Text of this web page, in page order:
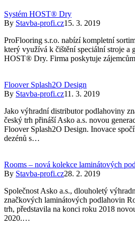
Systém HOST® Dry
By Stavba-profi.cz15. 3. 2019
ProFlooring s.r.o. nabízí kompletní
který využívá k čištění speciální stroje a
HOST® Dry. Firma poskytuje
Floover Splash2O Design
By Stavba-profi.cz11. 3. 2019
Jako výhradní distributor podlahoviny
český trh přináší Asko a.s. novou
Floover Splash2O Design. Inovace
dezénů s…
Rooms – nová kolekce laminátových
By Stavba-profi.cz28. 2. 2019
Společnost Asko a.s., dlouholetý
značkových laminátových podlahovin
trh, představila na konci roku 2018
2020.…